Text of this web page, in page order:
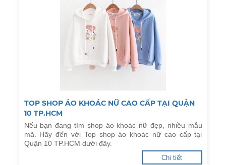
TOP SHOP ÁO KHOÁC NỮ CAO CẤP TẠI QUẬN
10 TP.HCM
Nếu bạn đang tìm shop áo khoác nữ đẹp, nhiều mẫu
mã. Hãy đến với Top shop áo khoác nữ cao cấp tại
Quận 10 TP.HCM dưới đây.
Chi tiết